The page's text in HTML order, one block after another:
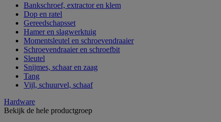
Bankschroef, extractor en klem
Dop en ratel
Gereedschapsset
Hamer en slagwerktuig
Momentsleutel en schroevendraaier
Schroevendraaier en schroefbit
Sleutel
Snijmes, schaar en zaag
Tang
Vijl, schuurvel, schaaf
Hardware
Bekijk de hele productgroep